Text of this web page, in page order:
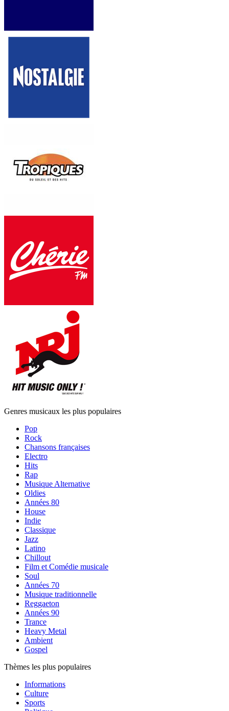
Genres musicaux les plus populaires
Pop
Rock
Chansons françaises
Electro
Hits
Rap
Musique Alternative
Oldies
Années 80
House
Indie
Classique
Jazz
Latino
Chillout
Film et Comédie musicale
Soul
Années 70
Musique traditionnelle
Reggaeton
Années 90
Trance
Heavy Metal
Ambient
Gospel
Thèmes les plus populaires
Informations
Culture
Sports